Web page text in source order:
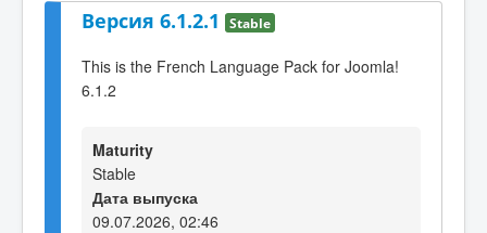
Версия 6.1.2.1 Stable
This is the French Language Pack for Joomla!
6.1.2
Maturity
Stable
Дата выпуска
09.07.2026, 02:46